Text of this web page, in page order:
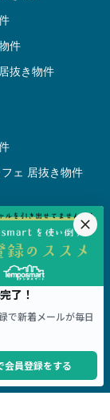
件
抜き物件
フェ 居抜き物件
袋駅 × ラーメン
トラン
駅 × レストラン
サージ・サロン